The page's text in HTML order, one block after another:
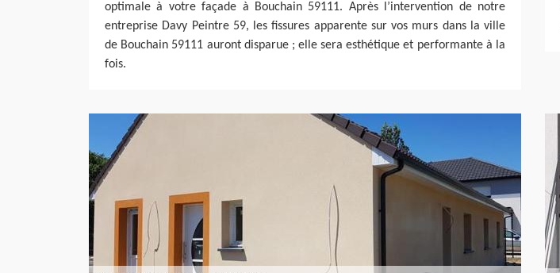
optimale à votre façade à Bouchain 59111. Après l’intervention de notre
entreprise Davy Peintre 59, les fissures apparente sur vos murs dans la ville
de Bouchain 59111 auront disparue ; elle sera esthétique et performante à la
fois.